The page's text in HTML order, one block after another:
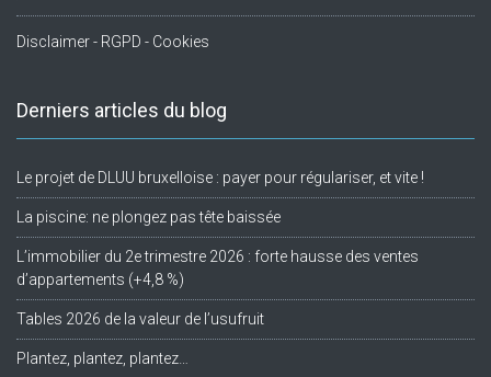
Disclaimer - RGPD - Cookies
Derniers articles du blog
Le projet de DLUU bruxelloise : payer pour régulariser, et vite !
La piscine: ne plongez pas tête baissée
L’immobilier du 2e trimestre 2026 : forte hausse des ventes
d’appartements (+4,8 %)
Tables 2026 de la valeur de l’usufruit
Plantez, plantez, plantez…